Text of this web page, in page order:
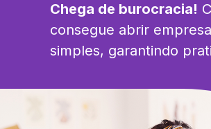
Chega de burocracia!
consegue abrir
simples, garantindo